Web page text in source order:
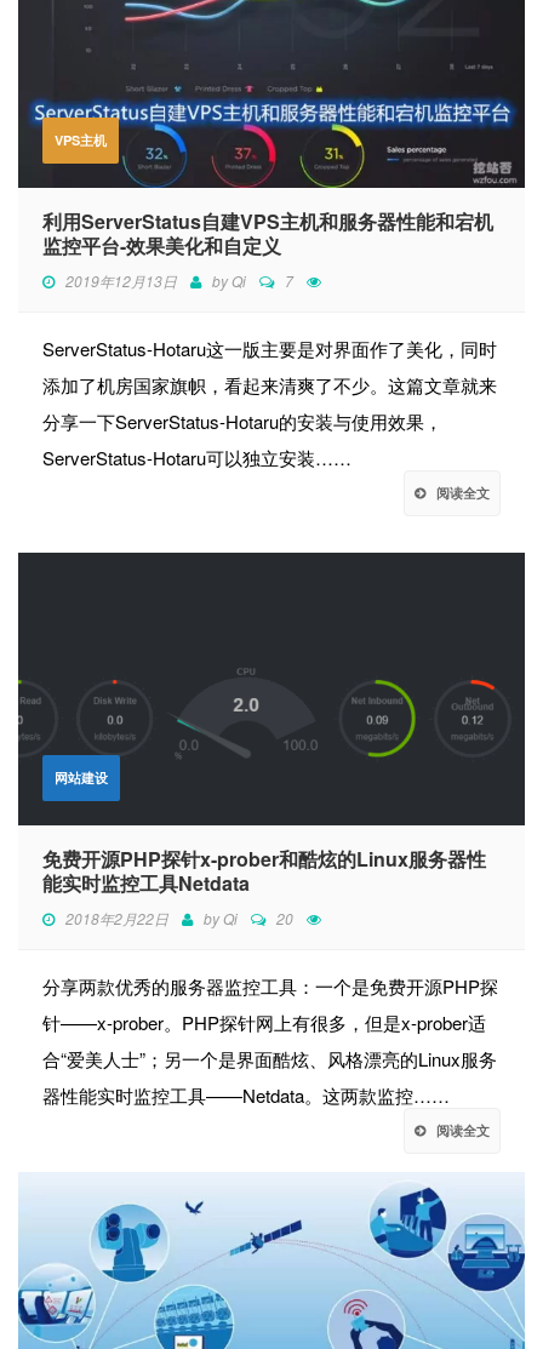
VPS主机
利用ServerStatus自建VPS主机和服务器性能和宕机
监控平台-效果美化和自定义
2019年12月13日 byQi 7
ServerStatus-Hotaru这一版主要是对界面作了美化，同时
添加了机房国家旗帜，看起来清爽了不少。这篇文章就来
分享一下ServerStatus-Hotaru的安装与使用效果，
ServerStatus-Hotaru可以独立安装……
阅读全文
网站建设
免费开源PHP探针x-prober和酷炫的Linux服务器性
能实时监控工具Netdata
2018年2月22日 byQi 20
分享两款优秀的服务器监控工具：一个是免费开源PHP探
针——x-prober。PHP探针网上有很多，但是x-prober适
合“爱美人士”；另一个是界面酷炫、风格漂亮的Linux服务
器性能实时监控工具——Netdata。这两款监控……
阅读全文